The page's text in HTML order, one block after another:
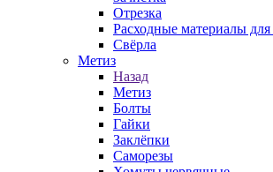
Отрезка
Расходные материалы для
Свёрла
Метиз
Назад
Метиз
Болты
Гайки
Заклёпки
Саморезы